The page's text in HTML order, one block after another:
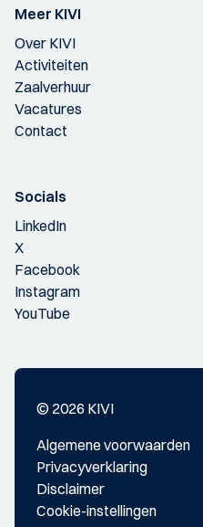
Meer KIVI
Over KIVI
Activiteiten
Zaalverhuur
Vacatures
Contact
Socials
LinkedIn
X
Facebook
Instagram
YouTube
© 2026 KIVI
Algemene voorwaarden
Privacyverklaring
Disclaimer
Cookie-instellingen